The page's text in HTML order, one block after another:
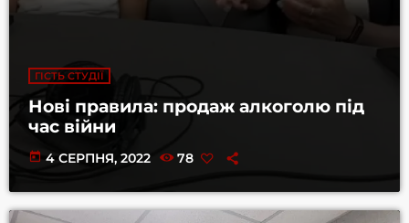
ГІСТЬ СТУДІЇ
Нові правила: продаж алкоголю під
час війни
today 4 СЕРПНЯ, 2022 78